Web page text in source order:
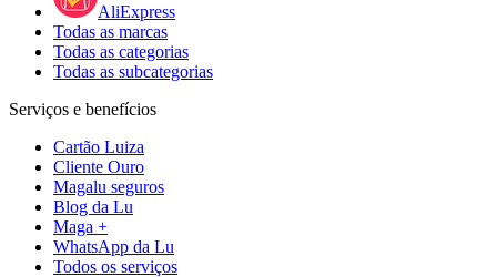
AliExpress
Todas as marcas
Todas as categorias
Todas as subcategorias
Serviços e benefícios
Cartão Luiza
Cliente Ouro
Magalu seguros
Blog da Lu
Maga +
WhatsApp da Lu
Todos os serviços